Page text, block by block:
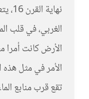
الغربي، في قلب
الأرض كانت أمرا
الأمر في مثل هذه
تقع قرب منابع